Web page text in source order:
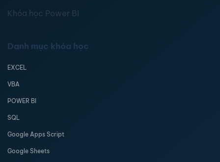
Khóa học Power BI
Danh mục khóa học
EXCEL
VBA
POWER BI
SQL
Google Apps Script
Google Sheets